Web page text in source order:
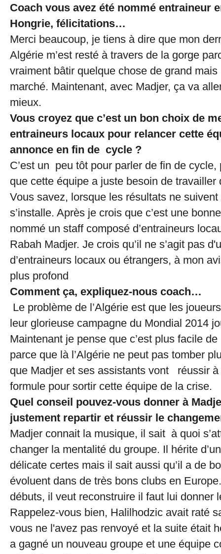
Coach vous avez été nommé entraineur
Hongrie, félicitations…
Merci beaucoup, je tiens à dire que mon
Algérie m’est resté à travers de la gorge
vraiment bâtir quelque chose de grand mais
marché. Maintenant, avec Madjer, ça va
mieux.
Vous croyez que c’est un bon choix de
entraineurs locaux pour relancer cette
annonce en fin de cycle ?
C’est un peu tôt pour parler de fin de
que cette équipe a juste besoin de
Vous savez, lorsque les résultats ne
s’installe. Après je crois que c’est une
nommé un staff composé d’entraineurs
Rabah Madjer. Je crois qu’il ne s’agit pas
d’entraineurs locaux ou étrangers, à mon
plus profond
Comment ça, expliquez-nous coach…
Le problème de l’Algérie est que les
leur glorieuse campagne du Mondial 2014
Maintenant je pense que c’est plus facile
parce que là l’Algérie ne peut pas tomber
que Madjer et ses assistants vont réussir à
formule pour sortir cette équipe de la crise.
Quel conseil pouvez-vous donner à
justement repartir et réussir le
Madjer connait la musique, il sait à quoi
changer la mentalité du groupe. Il hérite
délicate certes mais il sait aussi qu’il a de
évoluent dans de très bons clubs en
débuts, il veut reconstruire il faut lui donner
Rappelez-vous bien, Halilhodzic avait raté
vous ne l'avez pas renvoyé et la suite était
a gagné un nouveau groupe et une équipe